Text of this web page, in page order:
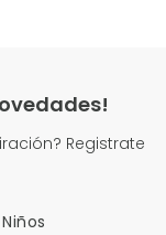
Registrate
Niños